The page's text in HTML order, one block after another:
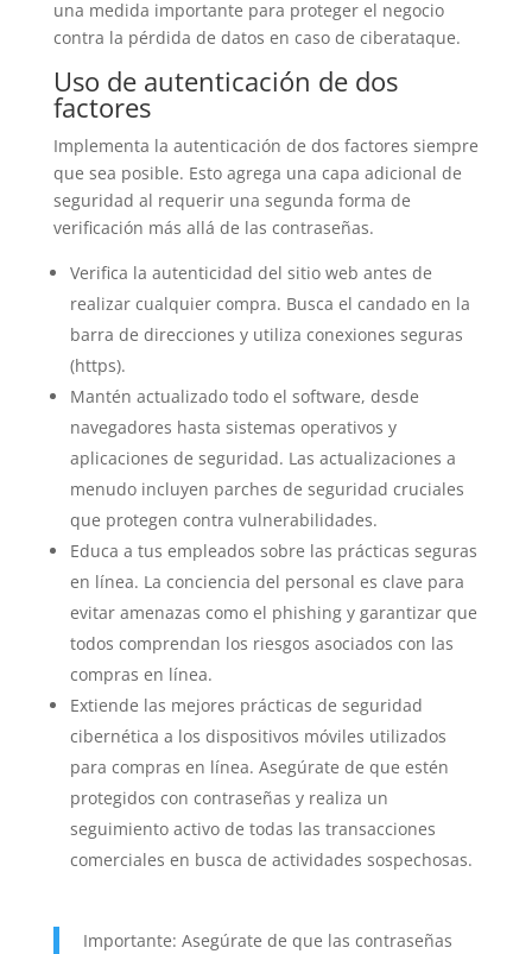
una medida importante para proteger el negocio
contra la pérdida de datos en caso de ciberataque.
Uso de autenticación de dos
factores
Implementa la autenticación de dos factores siempre
que sea posible. Esto agrega una capa adicional de
seguridad al requerir una segunda forma de
verificación más allá de las contraseñas.
Verifica la autenticidad del sitio web antes de
realizar cualquier compra. Busca el candado en la
barra de direcciones y utiliza conexiones seguras
(https).
Mantén actualizado todo el software, desde
navegadores hasta sistemas operativos y
aplicaciones de seguridad. Las actualizaciones a
menudo incluyen parches de seguridad cruciales
que protegen contra vulnerabilidades.
Educa a tus empleados sobre las prácticas seguras
en línea. La conciencia del personal es clave para
evitar amenazas como el phishing y garantizar que
todos comprendan los riesgos asociados con las
compras en línea.
Extiende las mejores prácticas de seguridad
cibernética a los dispositivos móviles utilizados
para compras en línea. Asegúrate de que estén
protegidos con contraseñas y realiza un
seguimiento activo de todas las transacciones
comerciales en busca de actividades sospechosas.
Importante: Asegúrate de que las contraseñas